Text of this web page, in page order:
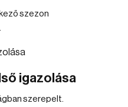
szezon
igazolása
szerepelt.